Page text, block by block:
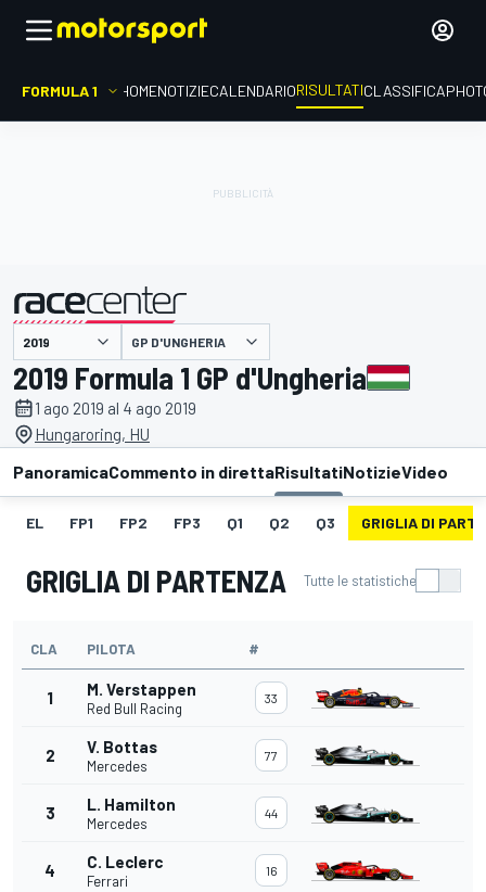
FORMULA 1 HOMENOTIZIECALENDARIORISULTATICLASSIFICA
presentato da GP D'UNGHERIA
2019 Formula 1 GP d'Ungheria
1 ago 2019 al 4 ago 2019
Hungaroring, HU
PanoramicaCommento in direttaRisultatiNotizieVideo
EL FP1 FP2 FP3 Q1 Q2 Q3 GRIGLIA DI
GRIGLIA DI PARTENZA Tutte le statistiche
CLA PILOTA #
1 M. Verstappen
Red Bull Racing
33
2 V. Bottas
Mercedes
77
3 L. Hamilton
Mercedes
44
4 C. Leclerc
Ferrari
16